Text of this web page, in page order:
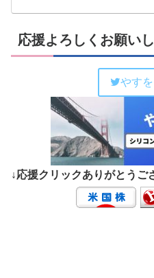
応援よろしくお願いし
やす
↓応援クリックありがとうご